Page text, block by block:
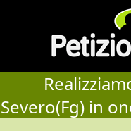
Severo(Fg) in